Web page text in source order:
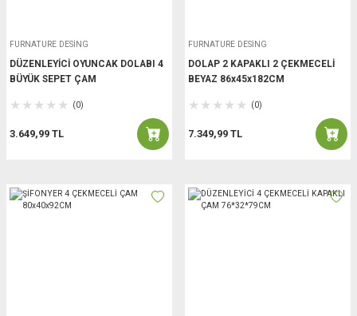
FURNATURE DESİNG
DÜZENLEYİCİ OYUNCAK DOLABI 4
BÜYÜK SEPET ÇAM
(0)
3.649,99 TL
FURNATURE DESİNG
DOLAP 2 KAPAKLI 2 ÇEKMECELİ
BEYAZ 86x45x182CM
(0)
7.349,99 TL